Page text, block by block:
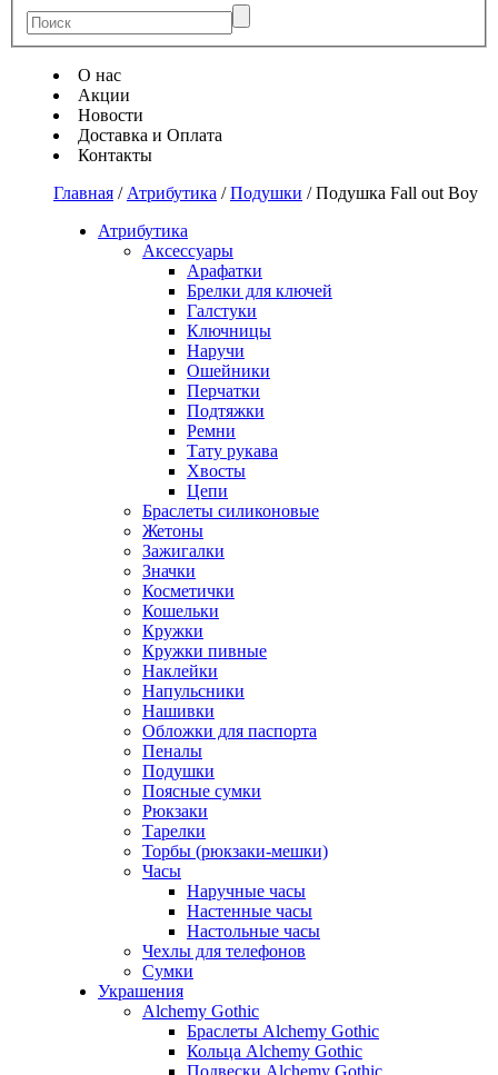
О нас
Акции
Новости
Доставка и Оплата
Контакты
Главная / Атрибутика /Подушки /Подушка Fall out Boy
Атрибутика
Аксессуары
Арафатки
Брелки для ключей
Галстуки
Ключницы
Наручи
Ошейники
Перчатки
Подтяжки
Ремни
Тату рукава
Хвосты
Цепи
Браслеты силиконовые
Жетоны
Зажигалки
Значки
Косметички
Кошельки
Кружки
Кружки пивные
Наклейки
Напульсники
Нашивки
Обложки для паспорта
Пеналы
Подушки
Поясные сумки
Рюкзаки
Тарелки
Торбы (рюкзаки-мешки)
Часы
Наручные часы
Настенные часы
Настольные часы
Чехлы для телефонов
Сумки
Украшения
Alchemy Gothic
Браслеты Alchemy Gothic
Кольца Alchemy Gothic
Подвески Alchemy Gothic